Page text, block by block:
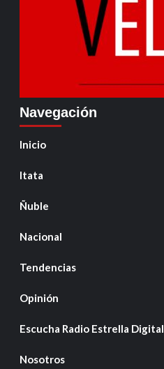
Navegación
Inicio
Itata
Ñuble
Nacional
Tendencias
Opinión
Escucha Radio Estrella Digital
Nosotros